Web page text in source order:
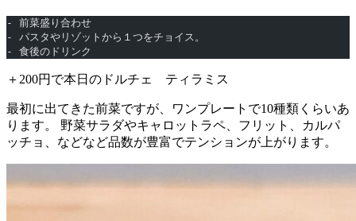
- 前菜盛り合わせ
- パスタやリゾットから１つをチョイス。
- 食後のドリンク
＋200円で本日のドルチェ ティラミス
最初に出てきた前菜ですが、ワンプレートで10種類くらいあ
ります。 野菜サラダやキャロットラペ、フリット、カルパ
ッチョ、などなど品数が豊富でテンションが上がります。